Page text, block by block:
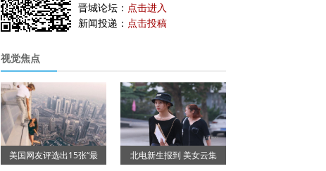
晋城论坛： 点击进入
新闻投递： 点击投稿
视觉焦点
美国网友评选出15张“最 北电新生报到 美女云集